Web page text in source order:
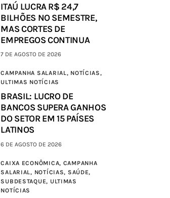
ITAÚ LUCRA R$ 24,7
BILHÕES NO SEMESTRE,
MAS CORTES DE
EMPREGOS CONTINUA
7 DE AGOSTO DE 2026
CAMPANHA SALARIAL, NOTÍCIAS,
ULTIMAS NOTÍCIAS
BRASIL: LUCRO DE
BANCOS SUPERA GANHOS
DO SETOR EM 15 PAÍSES
LATINOS
6 DE AGOSTO DE 2026
CAIXA ECONÔMICA, CAMPANHA
SALARIAL, NOTÍCIAS, SAÚDE,
SUBDESTAQUE, ULTIMAS
NOTÍCIAS